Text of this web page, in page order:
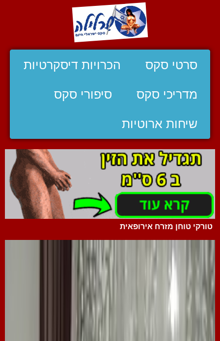
סרטי סקס הכרויות דיסקרטיות
מדריכי סקס סיפורי סקס
שיחות ארוטיות
טורקי טוחן מזרח אירופאית